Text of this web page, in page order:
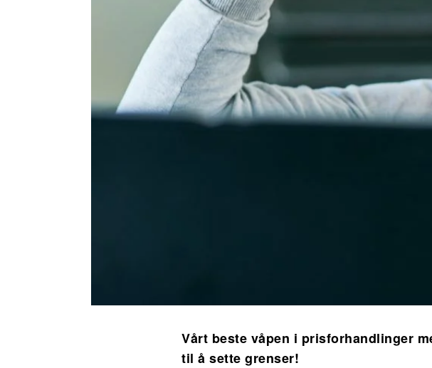
Vårt beste våpen i prisforhandlinger
til å sette grenser!